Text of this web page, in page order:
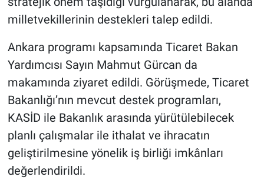
milletvekillerinin destekleri talep edildi.
Ankara programı kapsamında Ticaret Bakan
Yardımcısı Sayın Mahmut Gürcan da
makamında ziyaret edildi. Görüşmede, Ticaret
Bakanlığı’nın mevcut destek programları,
KASİD ile Bakanlık arasında yürütülebilecek
planlı çalışmalar ile ithalat ve ihracatın
geliştirilmesine yönelik iş birliği imkânları
değerlendirildi.